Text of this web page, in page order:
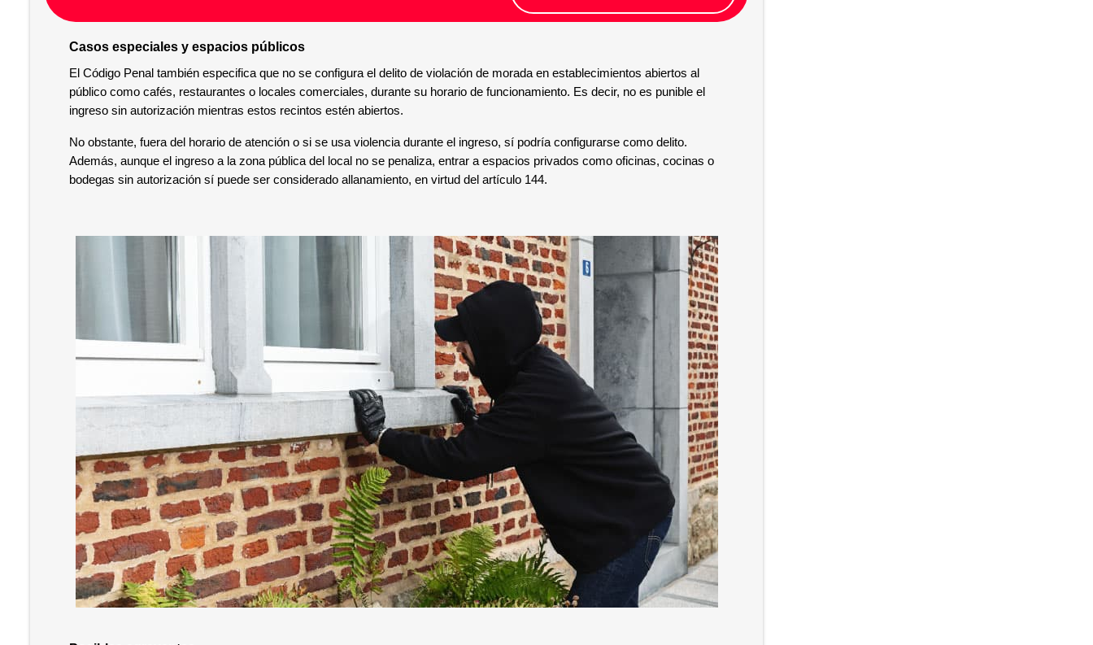
Casos especiales y espacios públicos
El Código Penal también especifica que no se configura el delito de violación de morada en establecimientos abiertos al
público como cafés, restaurantes o locales comerciales, durante su horario de funcionamiento. Es decir, no es punible el
ingreso sin autorización mientras estos recintos estén abiertos.
No obstante, fuera del horario de atención o si se usa violencia durante el ingreso, sí podría configurarse como delito.
Además, aunque el ingreso a la zona pública del local no se penaliza, entrar a espacios privados como oficinas, cocinas o
bodegas sin autorización sí puede ser considerado allanamiento, en virtud del artículo 144.